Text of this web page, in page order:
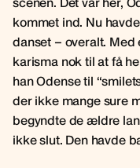
kommet ind. Nu
danset – overalt. Med
karisma nok til at få
han Odense til
der ikke mange sure
begyndte de ældre
ikke slut. Den havde